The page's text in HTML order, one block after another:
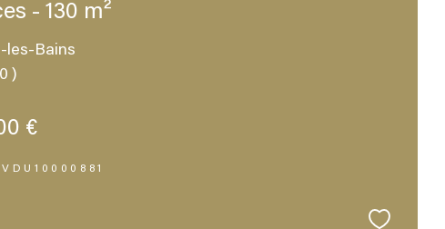
- 130 m²
les-Bains
€